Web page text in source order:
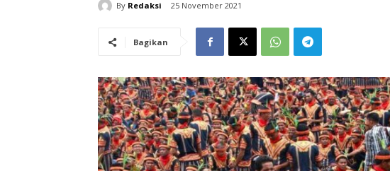
By Redaksi 25 November 2021
Bagikan